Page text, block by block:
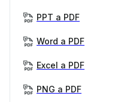
PPT a PDF
Word a PDF
Excel a PDF
PNG a PDF